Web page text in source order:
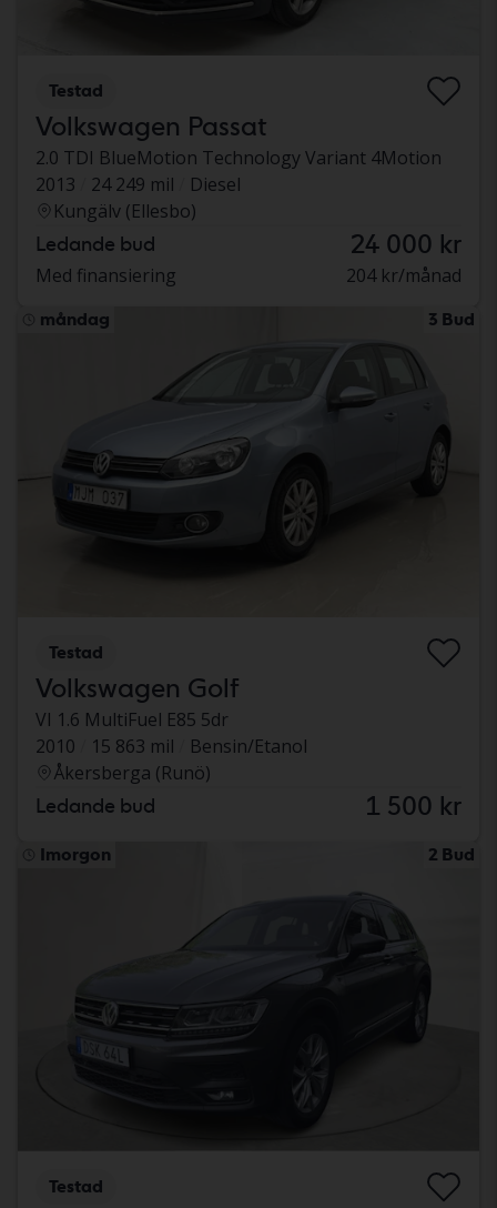
Testad
Volkswagen Passat
2.0 TDI BlueMotion Technology Variant 4Motion
2013
24 249 mil
Diesel
Kungälv (Ellesbo)
Ledande bud 24 000 kr
Med finansiering 204 kr/månad
måndag 3 Bud
Testad
Volkswagen Golf
VI 1.6 MultiFuel E85 5dr
2010
15 863 mil
Bensin/Etanol
Åkersberga (Runö)
Ledande bud 1 500 kr
Imorgon 2 Bud
Testad